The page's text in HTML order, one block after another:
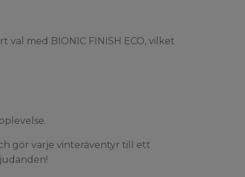
val med BIONIC FINISH ECO, vilket
gör varje vinteräventyr till ett